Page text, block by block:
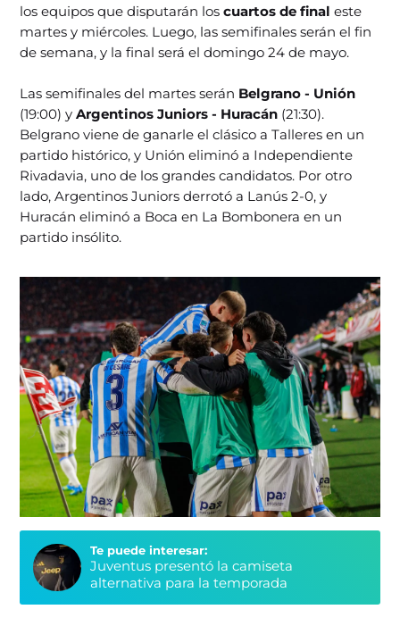
los equipos que disputarán loscuartos de final este
martes y miércoles. Luego, las semifinales serán el fin
de semana, y la final será el domingo 24 de mayo.
Las semifinales del martes serán Belgrano - Unión
(19:00) yArgentinos Juniors - Huracán (21:30).
Belgrano viene de ganarle el clásico a Talleres en un
partido histórico, y Unión eliminó a Independiente
Rivadavia, uno de los grandes candidatos. Por otro
lado, Argentinos Juniors derrotó a Lanús 2-0, y
Huracán eliminó a Boca en La Bombonera en un
partido insólito.
Te puede interesar:
Juventus presentó la camiseta
alternativa para la temporada